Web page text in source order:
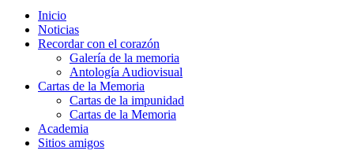
Inicio
Noticias
Recordar con el corazón
Galería de la memoria
Antología Audiovisual
Cartas de la Memoria
Cartas de la impunidad
Cartas de la Memoria
Academia
Sitios amigos